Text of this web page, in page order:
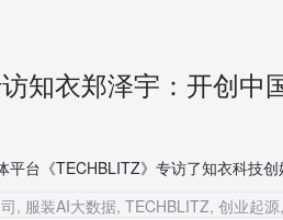
知衣郑泽宇：开创中
平台《TECHBLITZ》专访了知衣科技